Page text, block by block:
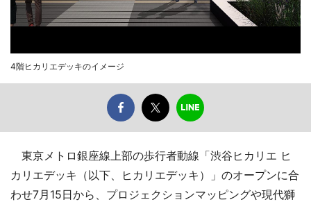
4階ヒカリエデッキのイメージ
東京メトロ銀座線上部の歩行者動線「渋谷ヒカリエ ヒ
カリエデッキ（以下、ヒカリエデッキ）」のオープンに合
わせ7月15日から、プロジェクションマッピングや現代獅